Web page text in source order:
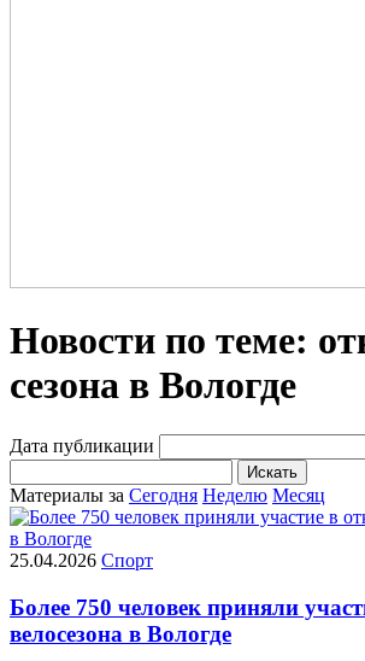
Новости по теме:
сезона в Вологде
Дата публикации
Искать
Материалы за Сегодня Неделю Месяц
25.04.2026 Спорт
Более 750 человек приняли
велосезона в Вологде